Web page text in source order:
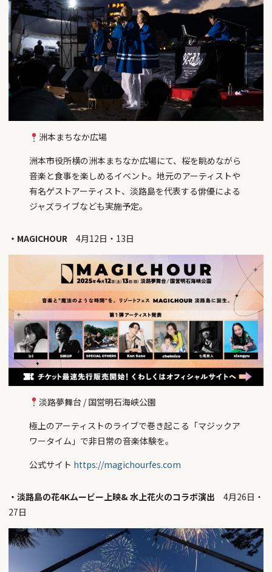
洲本まちなか広場
洲本市役所横の洲本まちなか広場にて、桜を眺めながら
音楽と食事を楽しめるイベント。地元のアーティストや
有名ゲストアーティスト、淡路島を代表する俳優による
ジャズライブなども実施予定。
・MAGICHOUR 4月12日・13日
淡路夢舞台 / 国営明石海峡公園
極上のアーティストのライブで巻き起こる「マジックア
ワータイム」で非日常の音楽体験を。
公式サイト https://magichourfes.com
・淡路島の花4Kムービー上映& 水上花火のコラボ演出 4月26日・
27日